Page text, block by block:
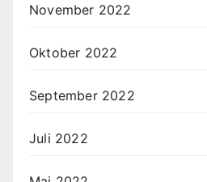
November 2022
Oktober 2022
September 2022
Juli 2022